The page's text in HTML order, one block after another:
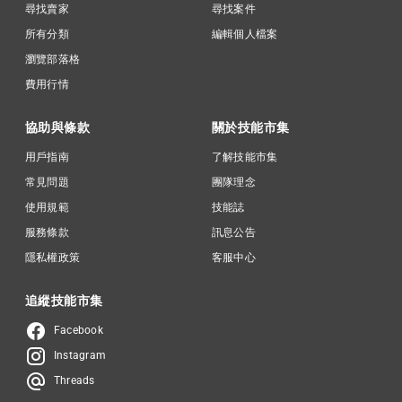
尋找賣家
所有分類
瀏覽部落格
費用行情
尋找案件
編輯個人檔案
協助與條款
用戶指南
常見問題
使用規範
服務條款
隱私權政策
關於技能市集
了解技能市集
團隊理念
技能誌
訊息公告
客服中心
追縱技能市集
Facebook
Instagram
Threads